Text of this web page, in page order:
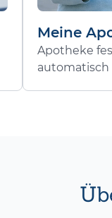
Meine
Apotheke